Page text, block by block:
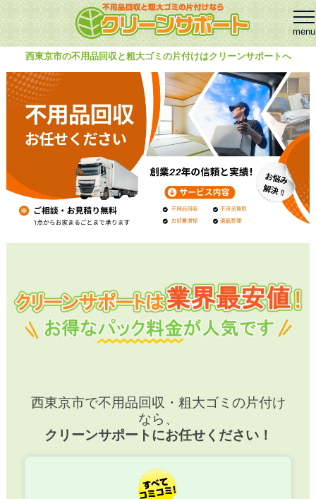
西東京市の不用品回収と粗大ゴミの片付けはクリーンサポートへ
西東京市で不用品回収・粗大ゴミの片付け
なら、
クリーンサポートにお任せください！